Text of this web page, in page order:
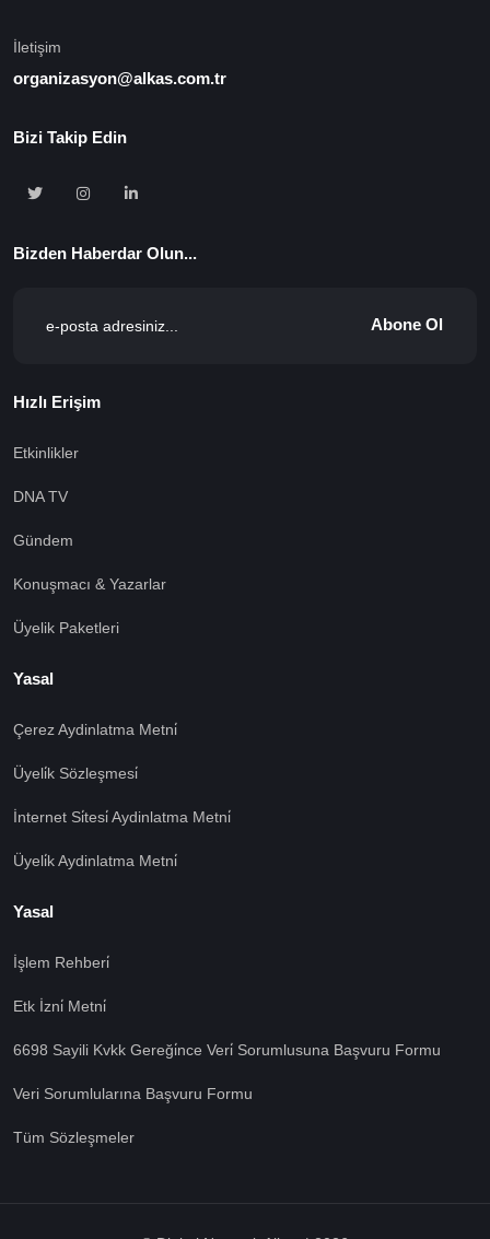
İletişim
organizasyon@alkas.com.tr
Bizi Takip Edin
Bizden Haberdar Olun...
Abone Ol
Hızlı Erişim
Etkinlikler
DNA TV
Gündem
Konuşmacı & Yazarlar
Üyelik Paketleri
Yasal
Çerez Aydinlatma Metni̇
Üyeli̇k Sözleşmesi̇
İnternet Si̇tesi̇ Aydinlatma Metni̇
Üyeli̇k Aydinlatma Metni̇
Yasal
İşlem Rehberi̇
Etk İzni̇ Metni̇
6698 Sayili Kvkk Gereği̇nce Veri̇ Sorumlusuna Başvuru Formu
Veri Sorumlularına Başvuru Formu
Tüm Sözleşmeler
şekilde çerezler kullanmaktayız. Çerezleri nasıl
inceleyebilirsiniz Bu siteye giriş yaparak çerez